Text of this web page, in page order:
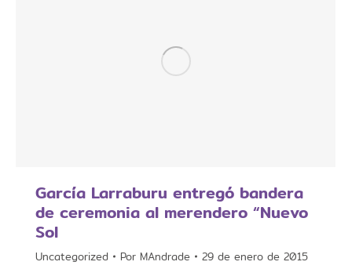
García Larraburu entregó bandera
de ceremonia al merendero “Nuevo
Sol
Uncategorized Por MAndrade 29 de enero de 2015